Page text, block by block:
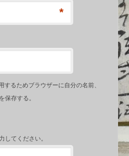
*
するためブラウザーに自分の名前、
保存する。
してください。